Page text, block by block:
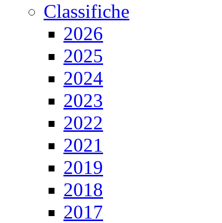
Classifiche
2026
2025
2024
2023
2022
2021
2019
2018
2017